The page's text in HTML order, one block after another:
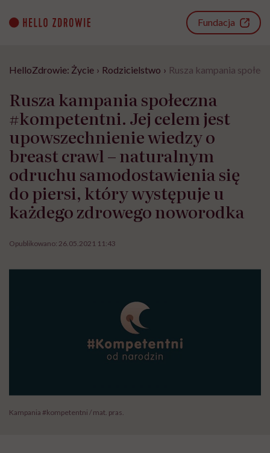
content
Fundacja
HelloZdrowie: Życie › Rodzicielstwo › Rusza kampania
Rusza kampania społeczna
#kompetentni. Jej celem jest
upowszechnienie wiedzy o
breast crawl – naturalnym
odruchu samodostawienia się
do piersi, który występuje u
każdego zdrowego noworodka
Opublikowano: 26.05.2021 11:43
Kampania #kompetentni / mat. pras.